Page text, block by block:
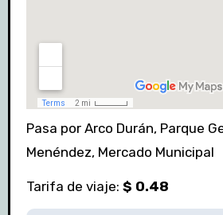
Pasa por Arco Durán, Parque
Menéndez, Mercado Municipal
Tarifa de viaje: $ 0.48